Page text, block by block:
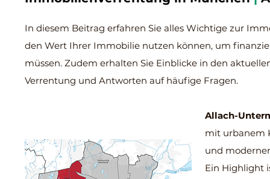
In diesem Beitrag erfahren Sie alles Wichtige zur
den Wert Ihrer Immobilie nutzen können, um
müssen. Zudem erhalten Sie Einblicke in den
Verrentung und Antworten auf häufige Fragen.
Allach-
mit urbanem
und
Ein Highlight